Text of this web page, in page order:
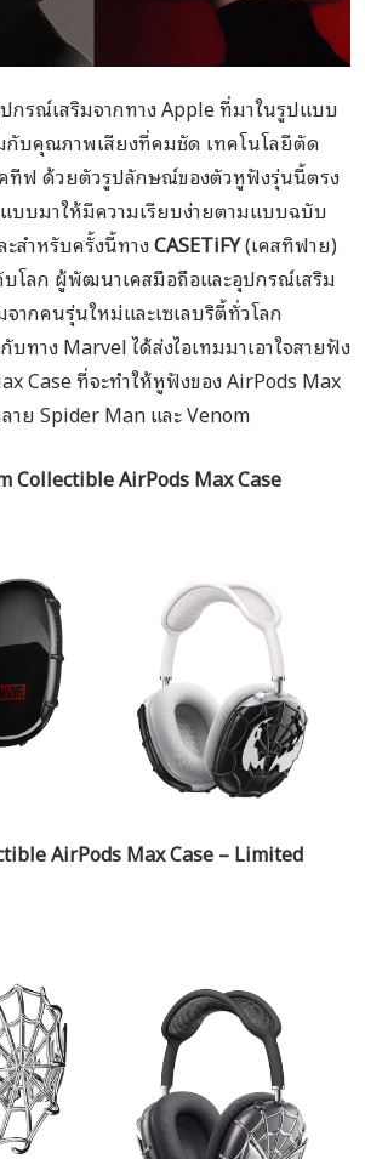
กรณ์เสริมจากทาง Apple ที่มาในรูปแบบ
กับคุณภาพเสียงที่คมชัด เทคโนโลยีตัด
ทีฟ ด้วยตัวรูปลักษณ์ของตัวหูฟังรุ่นนี้ตรง
บบมาให้มีความเรียบง่ายตามแบบฉบับ
สำหรับครั้งนี้ทางCASETiFY(เคสทิฟาย)
โลก ผู้พัฒนาเคสมือถือและอุปกรณ์เสริม
ากคนรุ่นใหม่และเซเลบริตี้ทั่วโลก
บทาง Marvel ได้ส่งไอเทมมาเอาใจสายฟัง
Case ที่จะทำให้หูฟังของ AirPods Max
ย Spider Man และ Venom
Collectible AirPods Max Case
AirPods Max Case – Limited